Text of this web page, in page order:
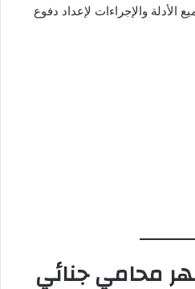
الأدلة والإجراءات لإعداد دفوع
محامي جنائي